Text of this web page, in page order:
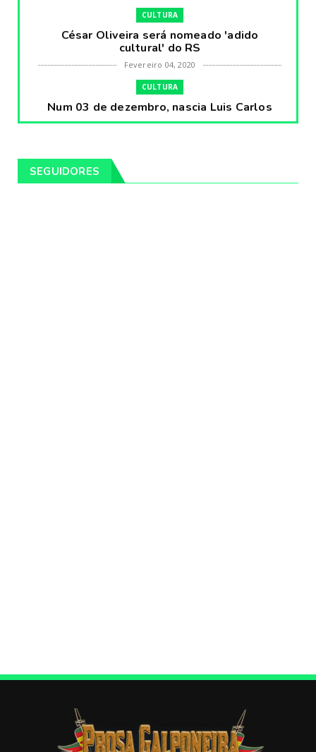
CULTURA
César Oliveira será nomeado 'adido
cultural' do RS
Fevereiro 04, 2020
CULTURA
Num 03 de dezembro, nascia Luis Carlos
Prestes, o Cavaleiro ...
Pintores da Temática Gauchesca - parte
SEGUIDORES